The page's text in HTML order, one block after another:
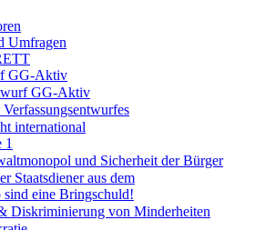
Umfragen
GG-Aktiv
GG-Aktiv
international
1
und Sicherheit der Bürger
Staatsdiener aus dem
sind eine Bringschuld!
von Minderheiten